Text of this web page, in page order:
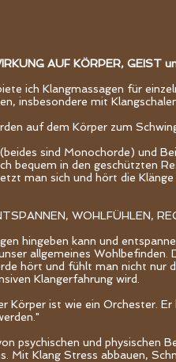
AUF KÖRPER, GEIST
ich Klangmassagen für
insbesondere mit
auf dem Körper zum
sind Monochorde) und
bequem in den geschützten
man sich und hört die
WOHLFÜHLEN,
hingeben kann und
allgemeines
hört und fühlt man nicht nur
Klangerfahrung wird.
Körper ist wie ein Orchester.
psychischen und physischen
Mit Klang Stress abbauen,